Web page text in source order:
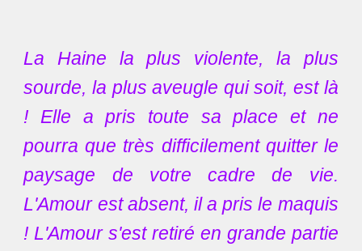
La Haine la plus violente, la plus
sourde, la plus aveugle qui soit, est là
! Elle a pris toute sa place et ne
pourra que très difficilement quitter le
paysage de votre cadre de vie.
L'Amour est absent, il a pris le maquis
! L'Amour s'est retiré en grande partie